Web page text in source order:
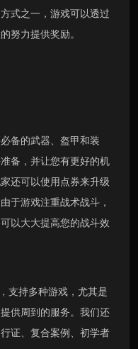
式之一，游戏可以透过
努力提供奖励。
备的武器、盔甲和装
备，并让您有更好的机
还可以使用点券来升级
于游戏注重战术战斗，
以大大提高您的战斗效
支持多种游戏，尤其是
供周到的服务。我们还
证、复合案例、初学者